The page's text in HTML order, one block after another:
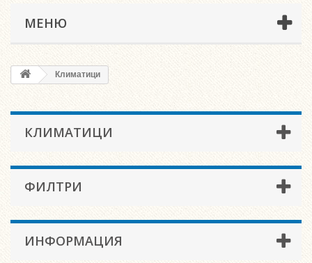
МЕНЮ
Климатици
КЛИМАТИЦИ
ФИЛТРИ
ИНФОРМАЦИЯ